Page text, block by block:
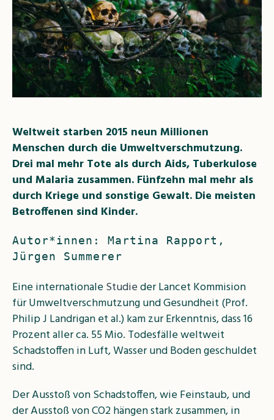
Weltweit starben 2015 neun Millionen
Menschen durch die Umweltverschmutzung.
Drei mal mehr Tote als durch Aids, Tuberkulose
und Malaria zusammen. Fünfzehn mal mehr als
durch Kriege und sonstige Gewalt. Die meisten
Betroffenen sind Kinder.
Autor*innen: Martina Rapport,
Jürgen Summerer
Eine internationaleStudieder Lancet Kommision
für Umweltverschmutzung und Gesundheit (Prof.
Philip J Landrigan et al.) kam zur Erkenntnis, dass 16
Prozent aller ca. 55 Mio. Todesfälle weltweit
Schadstoffen in Luft, Wasser und Boden geschuldet
sind.
Der Ausstoß von Schadstoffen, wie Feinstaub, und
der Ausstoß von CO2hängen stark zusammen, in